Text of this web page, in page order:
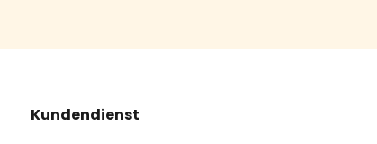
Kundendienst